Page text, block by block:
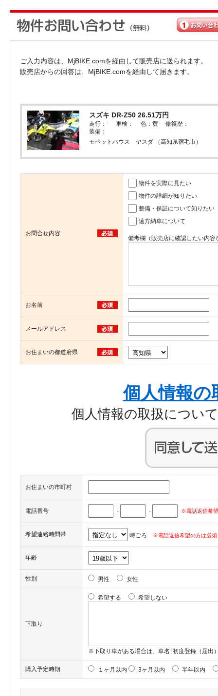
ご入力内容は、MjBIKE.comを経由して販売店に送られます。
販売店からの回答は、MjBIKE.comを経由して届きます。
スズキ DR-Z50 26.51万円
走行：- 車検： 色：黄 修復歴：
装備：
モペットハウス ヤスダ （高知県宿毛市）
お問合せ内容
物件を実際に見たい
物件の詳細が知りたい
整備・保証について知りたい
遠方納車について
備考欄（販売店に確認したい内
お名前
メールアドレス
お住まいの都道府県
個人情報の
個人情報の取扱につい
お住まいの市町村
電話番号 - - ※電話返信希
希望連絡時間帯 時ごろ ※電話返信希望の方は必須
年齢
性別 男性 女性
下取り
希望する 希望しない
※下取り車がある場合は、車名･初度登録（届出
購入予定時期 １ヶ月以内 3ヶ月以内 半年以内